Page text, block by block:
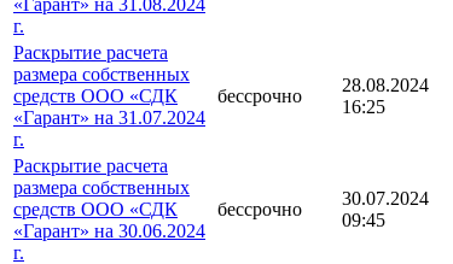
г.
Раскрытие расчета
размера собственных
средств ООО «СДК
«Гарант» на 31.07.2024
г.
бессрочно
28.08.2024
16:25
Раскрытие расчета
размера собственных
средств ООО «СДК
«Гарант» на 30.06.2024
г.
бессрочно
30.07.2024
09:45